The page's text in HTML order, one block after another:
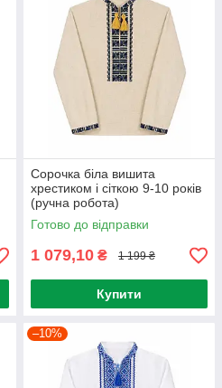
Сорочка біла вишита
хрестиком і сіткою 9-10 років
(ручна робота)
Готово до відправки
1 079,10 ₴ 1 199 ₴
Купити
–10%